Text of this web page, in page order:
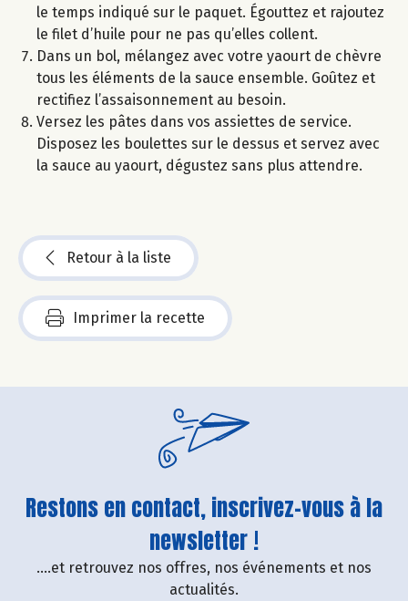
le temps indiqué sur le paquet. Égouttez et rajoutez
le filet d’huile pour ne pas qu’elles collent.
Dans un bol, mélangez avec votre yaourt de chèvre
tous les éléments de la sauce ensemble. Goûtez et
rectifiez l’assaisonnement au besoin.
Versez les pâtes dans vos assiettes de service.
Disposez les boulettes sur le dessus et servez avec
la sauce au yaourt, dégustez sans plus attendre.
Retour à la liste
Imprimer la recette
Restons en contact, inscrivez-vous à la
newsletter !
....et retrouvez nos offres, nos événements et nos
actualités.